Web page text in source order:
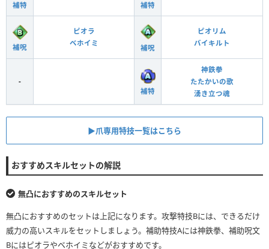
補特
補特
補呪
ピオラ
ベホイミ
補呪
ピオリム
バイキルト
-
補特
神鉄拳
たたかいの歌
湧き立つ魂
▶︎爪専用特技一覧はこちら
おすすめスキルセットの解説
無凸におすすめのスキルセット
無凸におすすめのセットは上記になります。攻撃特技Bには、できるだけ
威力の高いスキルをセットしましょう。補助特技Aには神鉄拳、補助呪文
Bにはピオラやベホイミなどがおすすめです。